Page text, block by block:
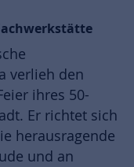
verlieh den
ihres 50-
Er richtet sich
herausragende
und an